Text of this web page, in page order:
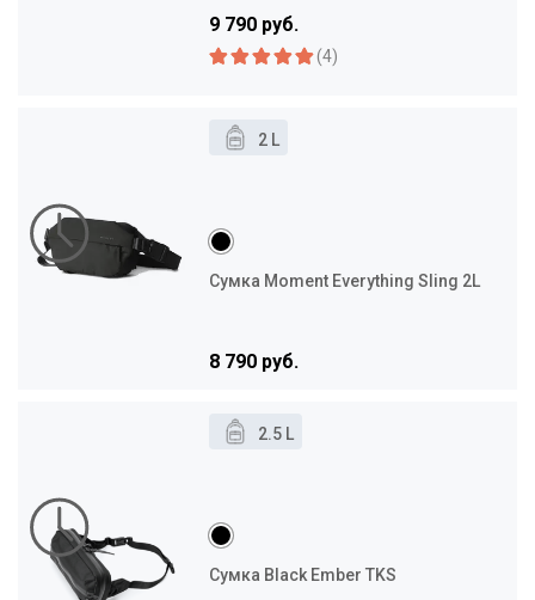
9 790 руб.
(4)
2 L
Сумка Moment Everything Sling 2L
8 790 руб.
2.5 L
Сумка Black Ember TKS